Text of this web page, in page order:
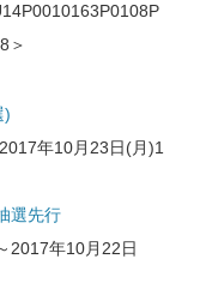
＞
)
年10月23日(月)1
選先行
2017年10月22日